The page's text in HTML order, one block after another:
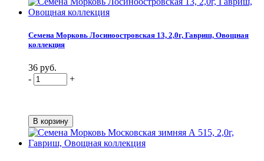
Семена Морковь Лосиноостровская 13, 2,0г, Гавриш, Овощная
коллекция
36 руб.
-
+